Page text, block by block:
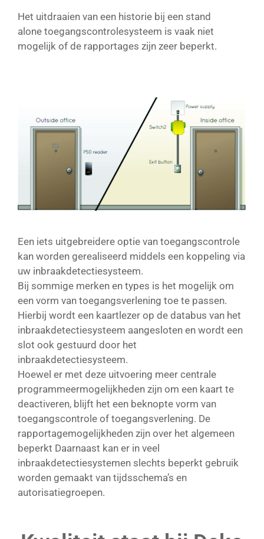
Het uitdraaien van een historie bij een stand
alone toegangscontrolesysteem is vaak niet
mogelijk of de rapportages zijn zeer beperkt.
Een iets uitgebreidere optie van toegangscontrole
kan worden gerealiseerd middels een koppeling via
uw inbraakdetectiesysteem.
Bij sommige merken en types is het mogelijk om
een vorm van toegangsverlening toe te passen.
Hierbij wordt een kaartlezer op de databus van het
inbraakdetectiesysteem aangesloten en wordt een
slot ook gestuurd door het
inbraakdetectiesysteem.
Hoewel er met deze uitvoering meer centrale
programmeermogelijkheden zijn om een kaart te
deactiveren, blijft het een beknopte vorm van
toegangscontrole of toegangsverlening. De
rapportagemogelijkheden zijn over het algemeen
beperkt Daarnaast kan er in veel
inbraakdetectiesystemen slechts beperkt gebruik
worden gemaakt van tijdsschema’s en
autorisatiegroepen.